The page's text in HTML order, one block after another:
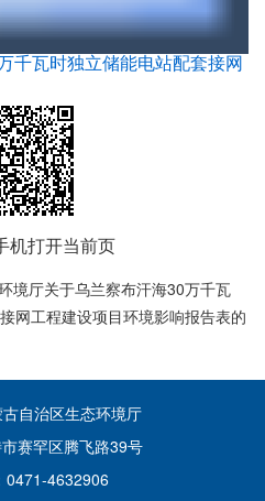
千瓦时独立储能电站配套接网
机打开当前页
境厅关于乌兰察布汗海30万千瓦
网工程建设项目环境影响报告表的
自治区生态环境厅
赛罕区腾飞路39号
0471-4632906